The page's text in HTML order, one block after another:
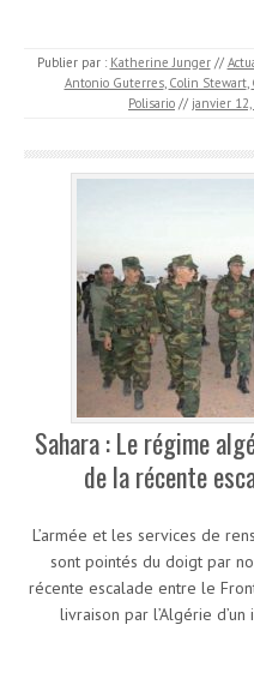
Publier par : Katherine Junger //
Antonio Guterres, Colin Stewart,
Polisario // janvier
Sahara : Le régime
de la récente
L’armée et les services de
sont pointés du doigt par
récente escalade entre le
livraison par l’Algérie